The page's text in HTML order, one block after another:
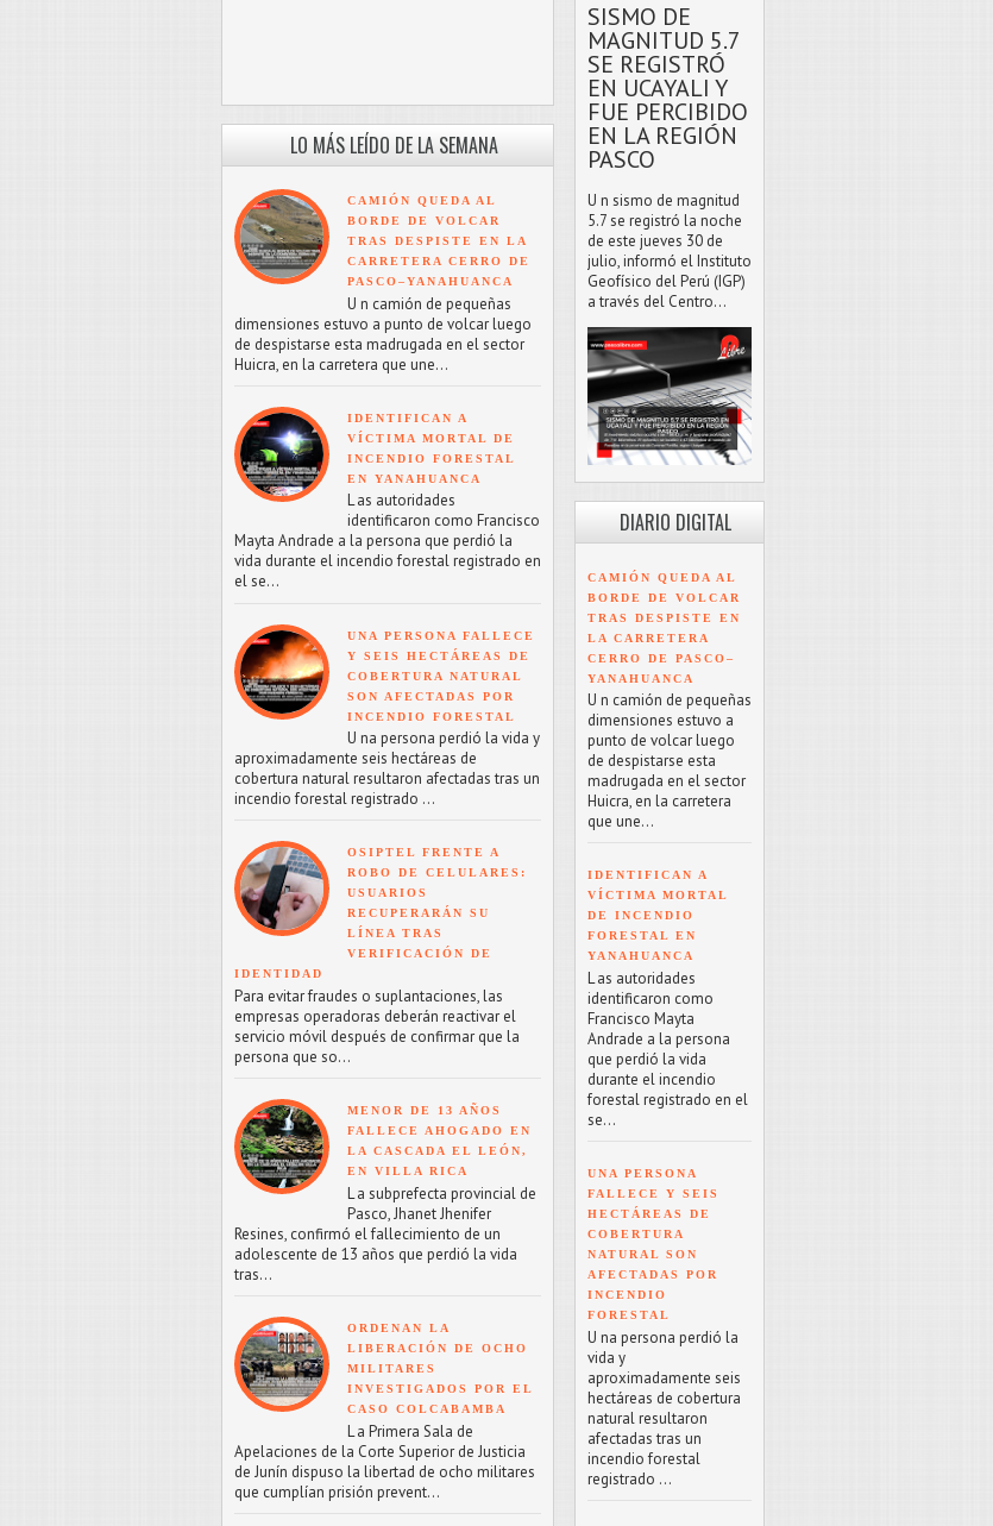
LO MÁS LEÍDO DE LA SEMANA
CAMIÓN QUEDA AL
BORDE DE VOLCAR
TRAS DESPISTE EN LA
CARRETERA CERRO DE
PASCO–YANAHUANCA
U n camión de pequeñas
dimensiones estuvo a punto de volcar luego
de despistarse esta madrugada en el sector
Huicra, en la carretera que une...
IDENTIFICAN A
VÍCTIMA MORTAL DE
INCENDIO FORESTAL
EN YANAHUANCA
L as autoridades
identificaron como Francisco
Mayta Andrade a la persona que perdió la
vida durante el incendio forestal registrado en
el se...
UNA PERSONA FALLECE
Y SEIS HECTÁREAS DE
COBERTURA NATURAL
SON AFECTADAS POR
INCENDIO FORESTAL
U na persona perdió la vida y
aproximadamente seis hectáreas de
cobertura natural resultaron afectadas tras un
incendio forestal registrado ...
OSIPTEL FRENTE A
ROBO DE CELULARES:
USUARIOS
RECUPERARÁN SU
LÍNEA TRAS
VERIFICACIÓN DE
IDENTIDAD
Para evitar fraudes o suplantaciones, las
empresas operadoras deberán reactivar el
servicio móvil después de confirmar que la
persona que so...
MENOR DE 13 AÑOS
FALLECE AHOGADO EN
LA CASCADA EL LEÓN,
EN VILLA RICA
L a subprefecta provincial de
Pasco, Jhanet Jhenifer
Resines, confirmó el fallecimiento de un
adolescente de 13 años que perdió la vida
tras...
ORDENAN LA
LIBERACIÓN DE OCHO
MILITARES
INVESTIGADOS POR EL
CASO COLCABAMBA
L a Primera Sala de
Apelaciones de la Corte Superior de Justicia
de Junín dispuso la libertad de ocho militares
que cumplían prisión prevent...
SISMO DE
MAGNITUD 5.7
SE REGISTRÓ
EN UCAYALI Y
FUE PERCIBIDO
EN LA REGIÓN
PASCO
U n sismo de magnitud
5.7 se registró la noche
de este jueves 30 de
julio, informó el Instituto
Geofísico del Perú (IGP)
a través del Centro...
DIARIO DIGITAL
CAMIÓN QUEDA AL
BORDE DE VOLCAR
TRAS DESPISTE EN
LA CARRETERA
CERRO DE PASCO–
YANAHUANCA
U n camión de pequeñas
dimensiones estuvo a
punto de volcar luego
de despistarse esta
madrugada en el sector
Huicra, en la carretera
que une...
IDENTIFICAN A
VÍCTIMA MORTAL
DE INCENDIO
FORESTAL EN
YANAHUANCA
L as autoridades
identificaron como
Francisco Mayta
Andrade a la persona
que perdió la vida
durante el incendio
forestal registrado en el
se...
UNA PERSONA
FALLECE Y SEIS
HECTÁREAS DE
COBERTURA
NATURAL SON
AFECTADAS POR
INCENDIO
FORESTAL
U na persona perdió la
vida y
aproximadamente seis
hectáreas de cobertura
natural resultaron
afectadas tras un
incendio forestal
registrado ...